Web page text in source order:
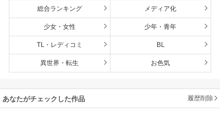
総合ランキング メディア化
少女・女性 少年・青年
TL・レディコミ BL
異世界・転生 お色気
あなたがチェックした作品 履歴削除